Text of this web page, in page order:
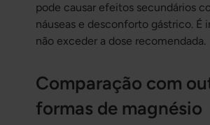
pode causar efeitos secundários
náuseas e desconforto gástrico. É
não exceder a dose recomendada.
Comparação com
formas de magnésio